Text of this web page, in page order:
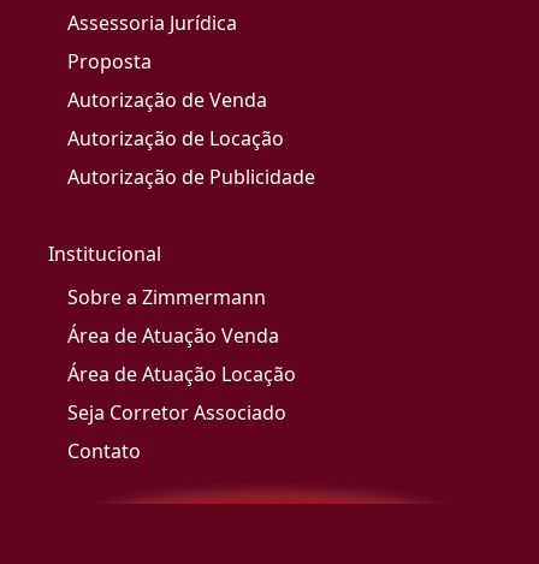
Assessoria Jurídica
Proposta
Autorização de Venda
Autorização de Locação
Autorização de Publicidade
Institucional
Sobre a Zimmermann
Área de Atuação Venda
Área de Atuação Locação
Seja Corretor Associado
Contato